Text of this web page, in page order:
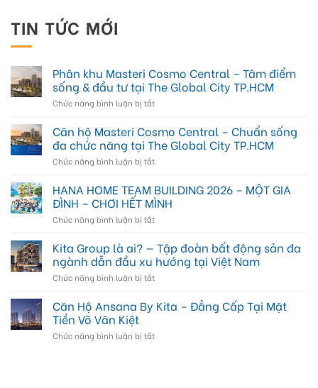
TIN TỨC MỚI
Phân khu Masteri Cosmo Central – Tâm điểm
sống & đầu tư tại The Global City TP.HCM
Chức năng bình luận bị tắtở
Masteri
Cosmo
Central
Tâm
điểm
sống
&
tư
tại
Global
TP.HCM
Căn hộ Masteri Cosmo Central – Chuẩn sống
đa chức năng tại The Global City TP.HCM
Chức năng bình luận bị tắtở
hộ
Masteri
Cosmo
Central
Chuẩn
sống
đa
chức
tại
City
HANA HOME TEAM BUILDING 2026 – MỘT GIA
ĐÌNH – CHƠI HẾT MÌNH
Chức năng bình luận bị tắtở
HOME
TEAM
BUILDING
2026
MỘT
–
Kita Group là ai? — Tập đoàn bất động sản đa
ngành dẫn đầu xu hướng tại Việt Nam
Chức năng bình luận bị tắtở
Group
là
—
Căn Hộ Ansana By Kita – Đẳng Cấp Tại Mặt
Tiền Võ Văn Kiệt
Chức năng bình luận bị tắtở